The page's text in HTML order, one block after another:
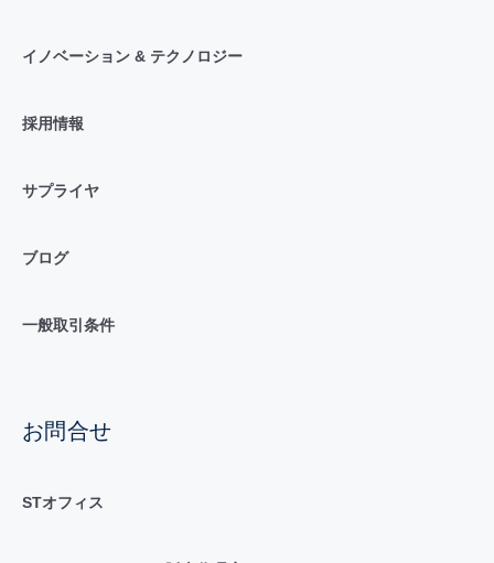
イノベーション & テクノロジー
採用情報
サプライヤ
ブログ
一般取引条件
お問合せ
STオフィス